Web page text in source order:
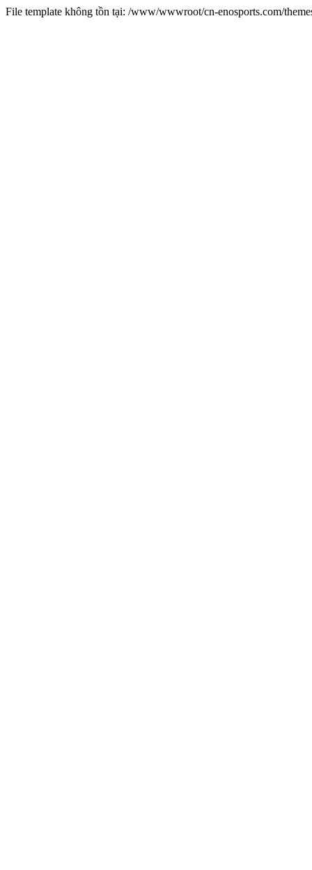
File template không tồn tại: /www/wwwroot/cn-enosports.com/